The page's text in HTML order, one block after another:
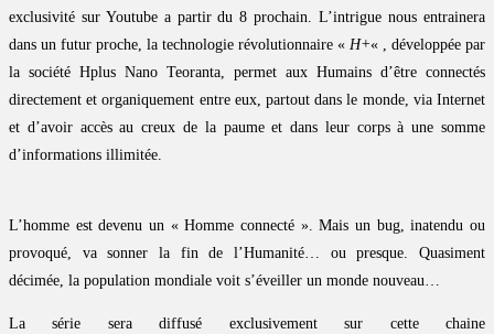
exclusivité sur Youtube a partir du 8 prochain. L’intrigue nous entrainera
dans un futur proche, la technologie révolutionnaire « H+« , développée par
la société Hplus Nano Teoranta, permet aux Humains d’être connectés
directement et organiquement entre eux, partout dans le monde, via Internet
et d’avoir accès au creux de la paume et dans leur corps à une somme
d’informations illimitée.
L’homme est devenu un « Homme connecté ». Mais un bug, inatendu ou
provoqué, va sonner la fin de l’Humanité… ou presque. Quasiment
décimée, la population mondiale voit s’éveiller un monde nouveau…
La série sera diffusé exclusivement sur cette chaine